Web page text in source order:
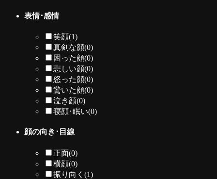
表情･感情
笑顔(1)
真剣な顔(0)
困った顔(0)
悲しい顔(0)
怒った顔(0)
驚いた顔(0)
泣き顔(0)
寝顔･眠い(0)
顔の向き･目線
正面(0)
横顔(0)
振り向く(1)